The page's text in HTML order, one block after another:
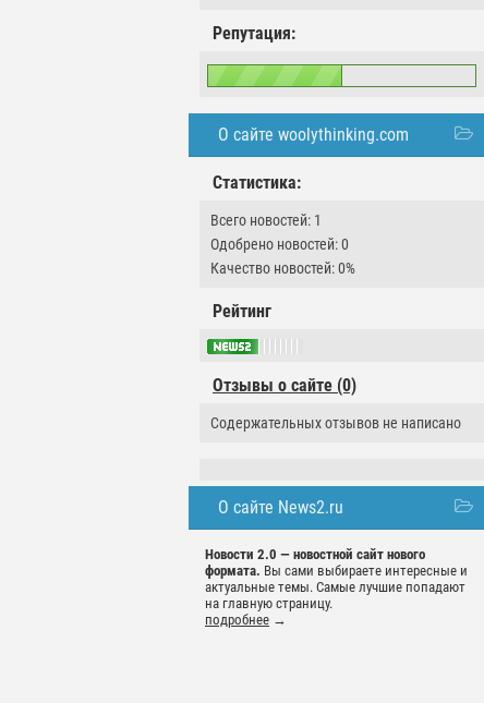
Репутация:
О сайте woolythinking.com
Статистика:
Всего новостей: 1
Одобрено новостей: 0
Качество новостей: 0%
Рейтинг
Отзывы о сайте (0)
Содержательных отзывов не написано
О сайте News2.ru
Новости 2.0 — новостной сайт нового
формата. Вы сами выбираете интересные и
актуальные темы. Самые лучшие попадают
на главную страницу.
подробнее →